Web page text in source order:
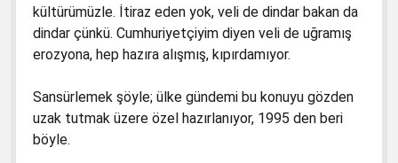
kültürümüzle. İtiraz eden yok, veli de dindar bakan da
dindar çünkü. Cumhuriyetçiyim diyen veli de uğramış
erozyona, hep hazıra alışmış, kıpırdamıyor.
Sansürlemek şöyle; ülke gündemi bu konuyu gözden
uzak tutmak üzere özel hazırlanıyor, 1995 den beri
böyle.